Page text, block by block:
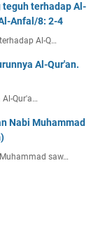
teguh terhadap Al-
Anfal/8: 2-4
Al-Q…
Al-Qur'an.
Qur'a…
Nabi Muhammad
saw…